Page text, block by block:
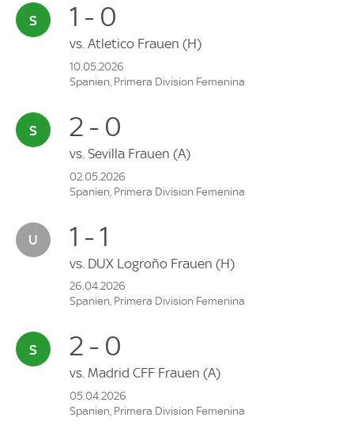
1 - 0
vs. Atletico Frauen (H)
10.05.2026
Spanien, Primera Division Femenina
2 - 0
vs. Sevilla Frauen (A)
02.05.2026
Spanien, Primera Division Femenina
1 - 1
vs. DUX Logroño Frauen (H)
26.04.2026
Spanien, Primera Division Femenina
2 - 0
vs. Madrid CFF Frauen (A)
05.04.2026
Spanien, Primera Division Femenina